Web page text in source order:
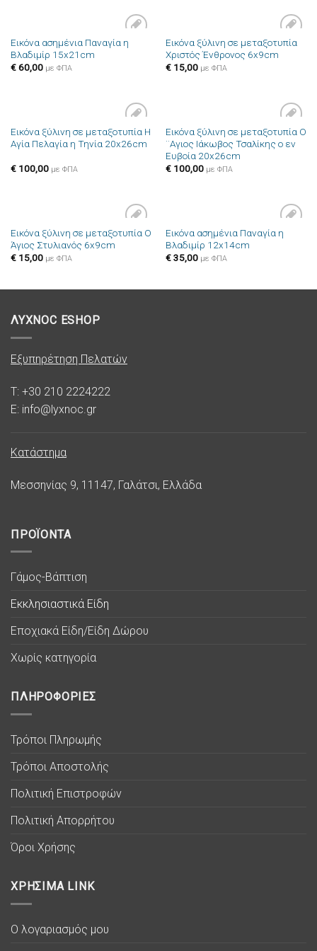
Πρόσθήκη
Εικόνα ασημένια Παναγία η
Βλαδιμίρ 15x21cm
€60,00 με ΦΠΑ
Πρόσθήκη
στην λίστα
Εικόνα ξύλινη σε μεταξοτυπία
Χριστός Ένθρονος 6x9cm
€15,00 με ΦΠΑ
Πρόσθήκη
στην λίστα
Εικόνα ξύλινη σε μεταξοτυπία Η
Αγία Πελαγία η Τηνία 20x26cm
€100,00 με ΦΠΑ
Πρόσθήκη
στην λίστα
Εικόνα ξύλινη σε μεταξοτυπία Ο
¨Αγιος Ιάκωβος Τσαλίκης ο εν
Ευβοία 20x26cm
€100,00 με ΦΠΑ
Πρόσθήκη
στην λίστα
Εικόνα ξύλινη σε μεταξοτυπία Ο
Άγιος Στυλιανός 6x9cm
€15,00 με ΦΠΑ
Πρόσθήκη
Εικόνα ασημένια Παναγία η
Βλαδιμίρ 12x14cm
€35,00 με ΦΠΑ
ΛΥΧΝΟC ESHOP
Εξυπηρέτηση Πελατών
T: +30 210 2224222
E: info@lyxnoc.gr
Κατάστημα
Μεσσηνίας 9, 11147, Γαλάτσι, Ελλάδα
ΠΡΟΪΟΝΤΑ
Γάμος-Βάπτιση
Εκκλησιαστικά Είδη
Εποχιακά Είδη/Είδη Δώρου
Χωρίς κατηγορία
ΠΛΗΡΟΦΟΡΙΕΣ
Τρόποι Πληρωμής
Τρόποι Αποστολής
Πολιτική Επιστροφών
Πολιτική Απορρήτου
Όροι Χρήσης
ΧΡΗΣΙΜΑ LINK
Ο λογαριασμός μου